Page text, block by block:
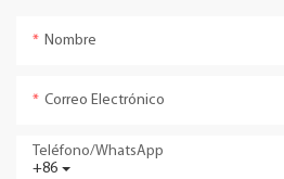
Nombre
Correo Electrónico
+86
Teléfono/WhatsApp